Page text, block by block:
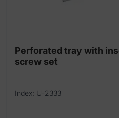
Perforated tray with
screw set
Index: U-2333